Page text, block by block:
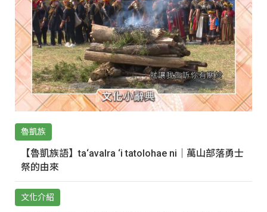
魯凱族
【魯凱族語】ta‘avalra ‘i tatolohae ni｜萬山部落勇士
祭的由來
文化介紹